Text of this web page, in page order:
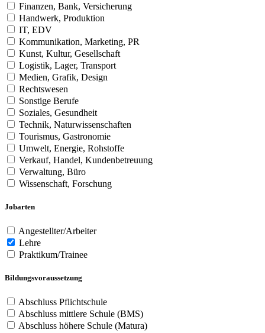
Finanzen, Bank, Versicherung
Handwerk, Produktion
IT, EDV
Kommunikation, Marketing, PR
Kunst, Kultur, Gesellschaft
Logistik, Lager, Transport
Medien, Grafik, Design
Rechtswesen
Sonstige Berufe
Soziales, Gesundheit
Technik, Naturwissenschaften
Tourismus, Gastronomie
Umwelt, Energie, Rohstoffe
Verkauf, Handel, Kundenbetreuung
Verwaltung, Büro
Wissenschaft, Forschung
Jobarten
Angestellter/Arbeiter
Lehre
Praktikum/Trainee
Bildungsvoraussetzung
Abschluss Pflichtschule
Abschluss mittlere Schule (BMS)
Abschluss höhere Schule (Matura)